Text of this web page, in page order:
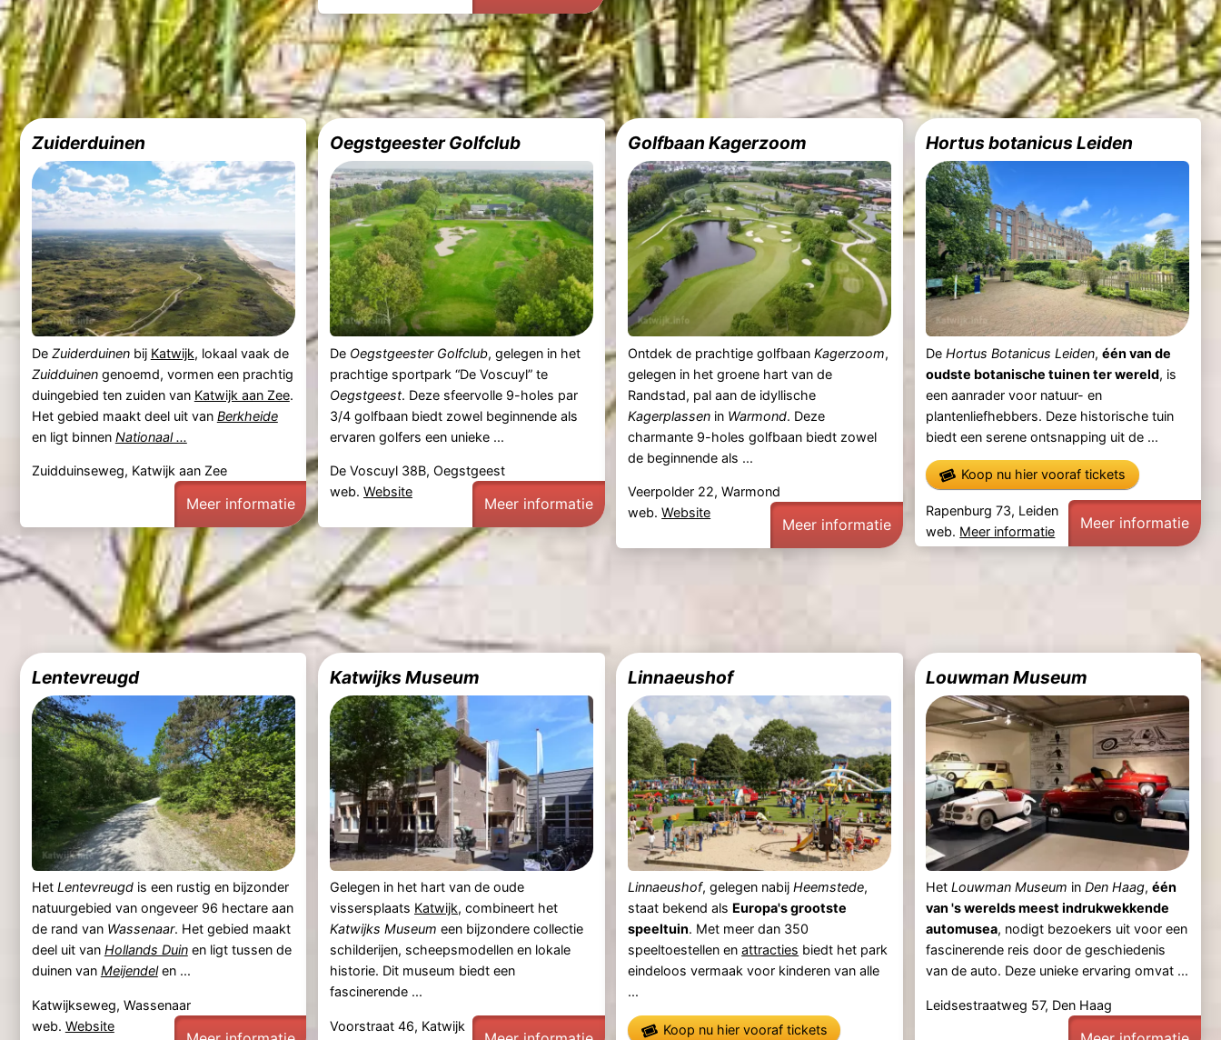
Zuiderduinen
De Zuiderduinenbij Katwijk, lokaal vaak de
Zuidduinengenoemd, vormen een prachtig
duingebied ten zuiden van Katwijk aan Zee.
Het gebied maakt deel uit van Berkheide
en ligt binnen Nationaal ...
Zuidduinseweg, Katwijk aan Zee
Meer informatie
Oegstgeester Golfclub
De Oegstgeester Golfclub, gelegen in het
prachtige sportpark “De Voscuyl” te
Oegstgeest. Deze sfeervolle 9-holes par
3/4 golfbaan biedt zowel beginnende als
ervaren golfers een unieke ...
De Voscuyl 38B, Oegstgeest
web. Website
Meer informatie
Golfbaan Kagerzoom
Ontdek de prachtige golfbaanKagerzoom,
gelegen in het groene hart van de
Randstad, pal aan de idyllische
Kagerplassen in Warmond. Deze
charmante 9-holes golfbaan biedt zowel
de beginnende als ...
Veerpolder 22, Warmond
web.Website
Meer informatie
Hortus botanicus Leiden
DeHortus Botanicus Leiden,één van de
oudste botanische tuinen ter wereld, is
een aanrader voor natuur- en
plantenliefhebbers. Deze historische tuin
biedt een serene ontsnapping uit de ...
Koop nu hier vooraf tickets
Rapenburg 73, Leiden
web. Meer informatie Meer informatie
Lentevreugd
Het Lentevreugdis een rustig en bijzonder
natuurgebied van ongeveer 96 hectare aan
de rand van Wassenaar. Het gebied maakt
deel uit van Hollands Duinen ligt tussen de
duinen van Meijendelen ...
Katwijkseweg, Wassenaar
web. Website
Katwijks Museum
Gelegen in het hart van de oude
vissersplaats Katwijk, combineert het
Katwijks Museum een bijzondere collectie
schilderijen, scheepsmodellen en lokale
historie. Dit museum biedt een
fascinerende ...
Voorstraat 46, Katwijk
Linnaeushof
Linnaeushof, gelegen nabijHeemstede,
staat bekend als Europa's grootste
speeltuin. Met meer dan 350
speeltoestellen enattracties biedt het park
eindeloos vermaak voor kinderen van alle
...
Koop nu hier vooraf tickets
Louwman Museum
HetLouwman Museum inDen Haag,één
van 's werelds meest indrukwekkende
automusea, nodigt bezoekers uit voor een
fascinerende reis door de geschiedenis
van de auto. Deze unieke ervaring omvat ...
Leidsestraatweg 57, Den Haag